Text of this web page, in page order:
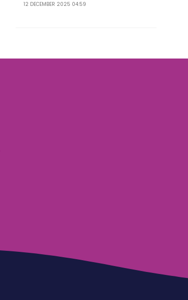
12 DECEMBER 2025 04:59